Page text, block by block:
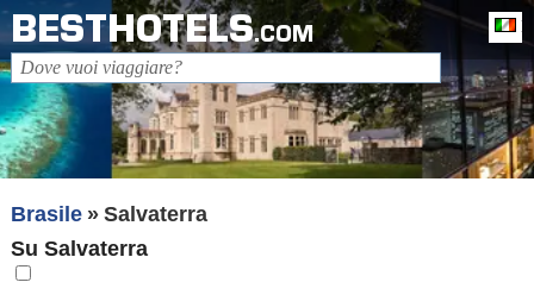
BESTHOTELS.COM
Brasile
Salvaterra
Su Salvaterra